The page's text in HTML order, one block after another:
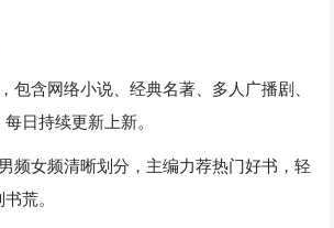
包含网络小说、经典名著、多人广播剧、
日持续更新上新。
频女频清晰划分，主编力荐热门好书，轻
荒。